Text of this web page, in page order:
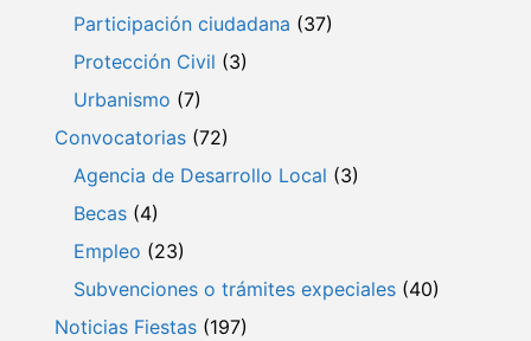
Participación ciudadana (37)
Protección Civil (3)
Urbanismo (7)
Convocatorias (72)
Agencia de Desarrollo Local (3)
Becas (4)
Empleo (23)
Subvenciones o trámites expeciales (40)
Noticias Fiestas (197)